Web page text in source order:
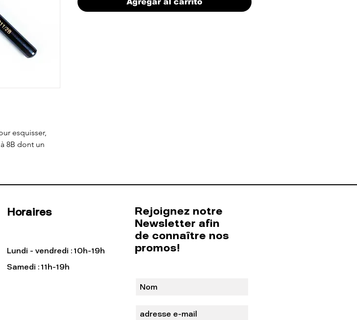
esquisser,
8B dont un
Agregar al carrito
Horaires
Lundi - vendredi : 10h-19h
Samedi : 11h-19h
Rejoignez notre
Newsletter afin
de connaître nos
promos!